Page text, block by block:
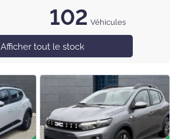
102 Véhicules
Afficher tout le stock